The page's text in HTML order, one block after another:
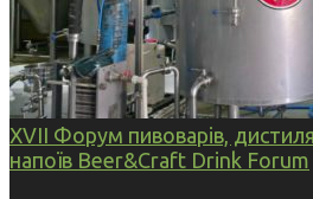
XVII Форум пивоварів,
напоїв Beer&Craft Drink Forum